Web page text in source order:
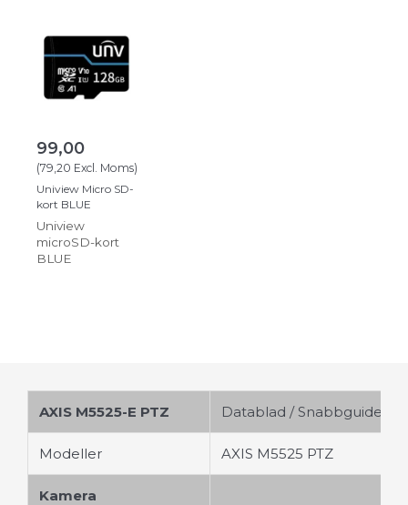
99,00
(79,20 Excl. Moms)
Uniview Micro SD-
kort BLUE
Uniview
microSD-kort
BLUE
AXIS M5525-E PTZ Datablad /Snabbguide
Modeller AXIS M5525 PTZ
Kamera